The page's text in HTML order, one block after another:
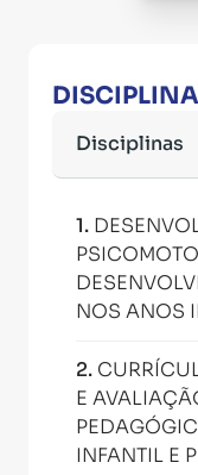
Disciplinas
1.
NOS ANOS
2.
E
INFANTIL E